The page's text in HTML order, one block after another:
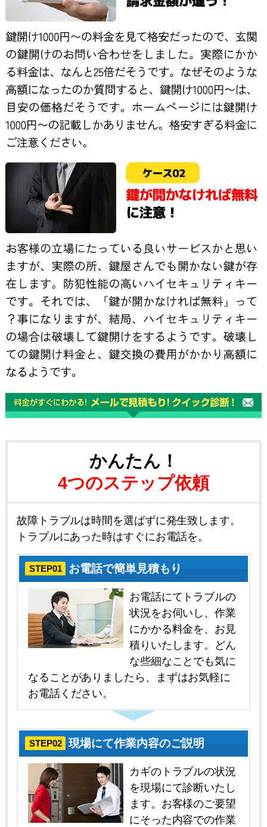
かんたん！
4つのステップ依頼
故障トラブルは時間を選ばずに発生致します。
トラブルにあった時はすぐにお電話を。
STEP01 お電話で簡単見積もり
お電話にてトラブルの
状況をお伺いし、作業
にかかる料金を、お見
積りいたします。どん
な些細なことでも気に
なることがありましたら、まずはお気軽に
お電話ください。
STEP02 現場にて作業内容のご説明
カギのトラブルの状況
を現場にて診断いたし
ます。お客様のご要望
にそった内容での作業